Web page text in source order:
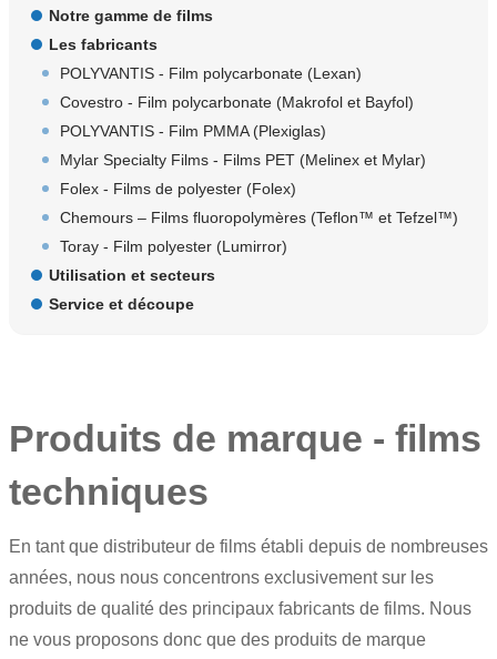
Notre gamme de films
Les fabricants
POLYVANTIS - Film polycarbonate (Lexan)
Covestro - Film polycarbonate (Makrofol et Bayfol)
POLYVANTIS - Film PMMA (Plexiglas)
Mylar Specialty Films - Films PET (Melinex et Mylar)
Folex - Films de polyester (Folex)
Chemours – Films fluoropolymères (Teflon™ et Tefzel™)
Toray - Film polyester (Lumirror)
Utilisation et secteurs
Service et découpe
Produits de marque - films
techniques
En tant que distributeur de films établi depuis de nombreuses
années, nous nous concentrons exclusivement sur les
produits de qualité des principaux fabricants de films. Nous
ne vous proposons donc que des produits de marque